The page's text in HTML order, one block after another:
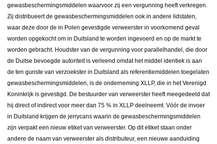
gewasbeschermingsmiddelen waarvoor zij een vergunning heeft verkregen.
Zij distribueert de gewasbeschermingsmiddelen ook in andere lidstaten,
waar deze door de in Polen gevestigde verweerster in voorkomend geval
worden opgekocht om in Duitsland te worden ingevoerd en op de markt te
worden gebracht. Houdster van de vergunning voor parallelhandel, die door
de Duitse bevoegde autoriteit is verleend omdat het middel identiek is aan
de ten gunste van verzoekster in Duitsland als referentiemiddelen toegelaten
gewasbeschermingsmiddelen, is de onderneming XLLP, die in het Verenigd
Koninkrijk is gevestigd. De bestuurder van verweerster heeft meegedeeld dat
hij direct of indirect voor meer dan 75 % in XLLP deelneemt. Vóór de invoer
in Duitsland krijgen de jerrycans waarin de gewasbeschermingsmiddelen
zijn verpakt een nieuw etiket van verweerster. Op dit etiket staan onder
andere de naam van verweerster als distributeur, een nieuwe aanduiding